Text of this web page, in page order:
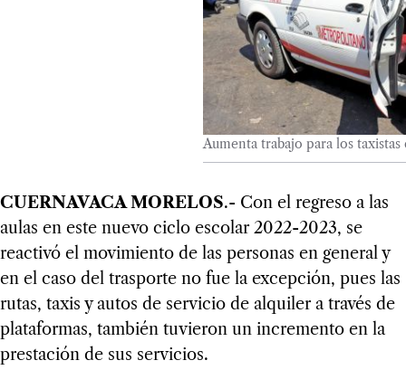
Aumenta trabajo para los
CUERNAVACA MORELOS.- Con el regreso a las
aulas en este nuevo ciclo escolar 2022-2023, se
reactivó el movimiento de las personas en general y
en el caso del trasporte no fue la excepción, pues las
rutas, taxis y autos de servicio de alquiler a través de
plataformas, también tuvieron un incremento en la
prestación de sus servicios.